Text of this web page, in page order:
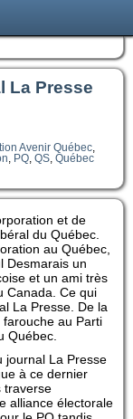
La Presse
Avenir Québec
PQ QS Québec
et de
du Québec.
au Québec,
Desmarais un
et un ami très
Canada. Ce qui
La Presse. De la
farouche au Parti
Québec.
journal La Presse
à ce dernier
traverse
alliance électorale